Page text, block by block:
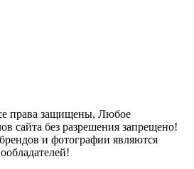
права защищены, Любое
сайта без разрешения запрещено!
и фотографии являются